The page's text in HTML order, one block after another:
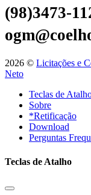
(98)3473-
2026 © Licitações e
Neto
Teclas de
Sobre
*Retificação
Download
Perguntas
Teclas de Atalho